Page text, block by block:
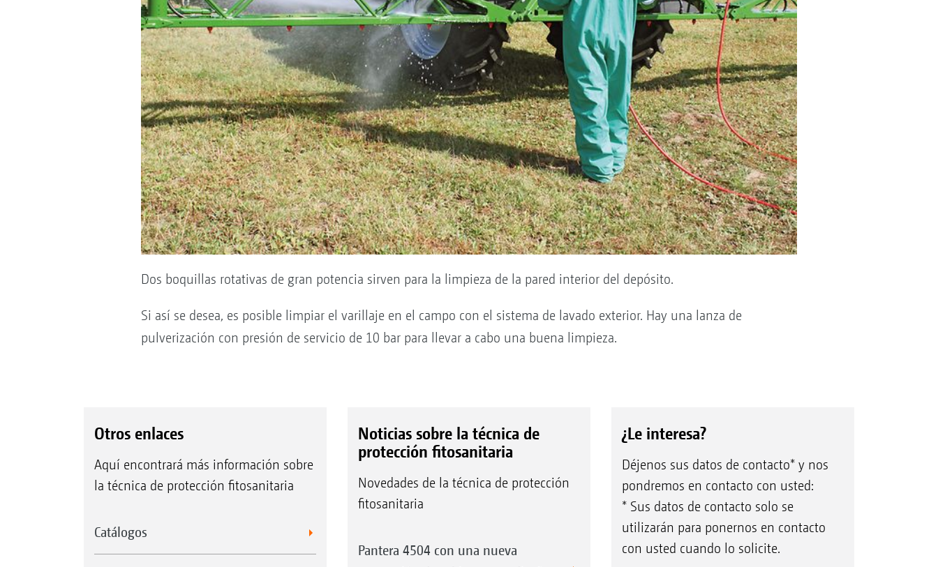
Dos boquillas rotativas de gran potencia sirven para la limpieza de la pared interior del depósito.
Si así se desea, es posible limpiar el varillaje en el campo con el sistema de lavado exterior. Hay una lanza de
pulverización con presión de servicio de 10 bar para llevar a cabo una buena limpieza.
Otros enlaces
Aquí encontrará más información sobre
la técnica de protección fitosanitaria
Catálogos
Noticias sobre la técnica de
protección fitosanitaria
Novedades de la técnica de protección
fitosanitaria
Pantera 4504 con una nueva
¿Le interesa?
Déjenos sus datos de contacto* y nos
pondremos en contacto con usted:
* Sus datos de contacto solo se
utilizarán para ponernos en contacto
con usted cuando lo solicite.